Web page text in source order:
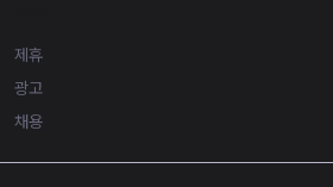
제휴
광고
채용